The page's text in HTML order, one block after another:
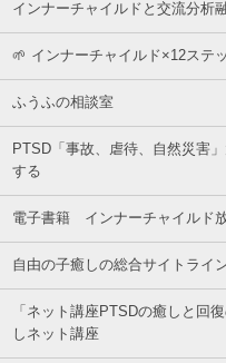
インナーチャイルドと交流分析
🌱 インナーチャイルド×12ステ
ふうふの相談室
PTSD「事故、虐待、自然災害
する
電子書籍 インナーチャイルド
自由の子癒しの総合サイトライ
「ネット講座PTSDの癒しと回
しネット講座